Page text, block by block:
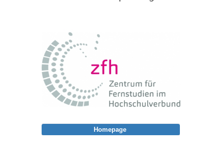
Homepage